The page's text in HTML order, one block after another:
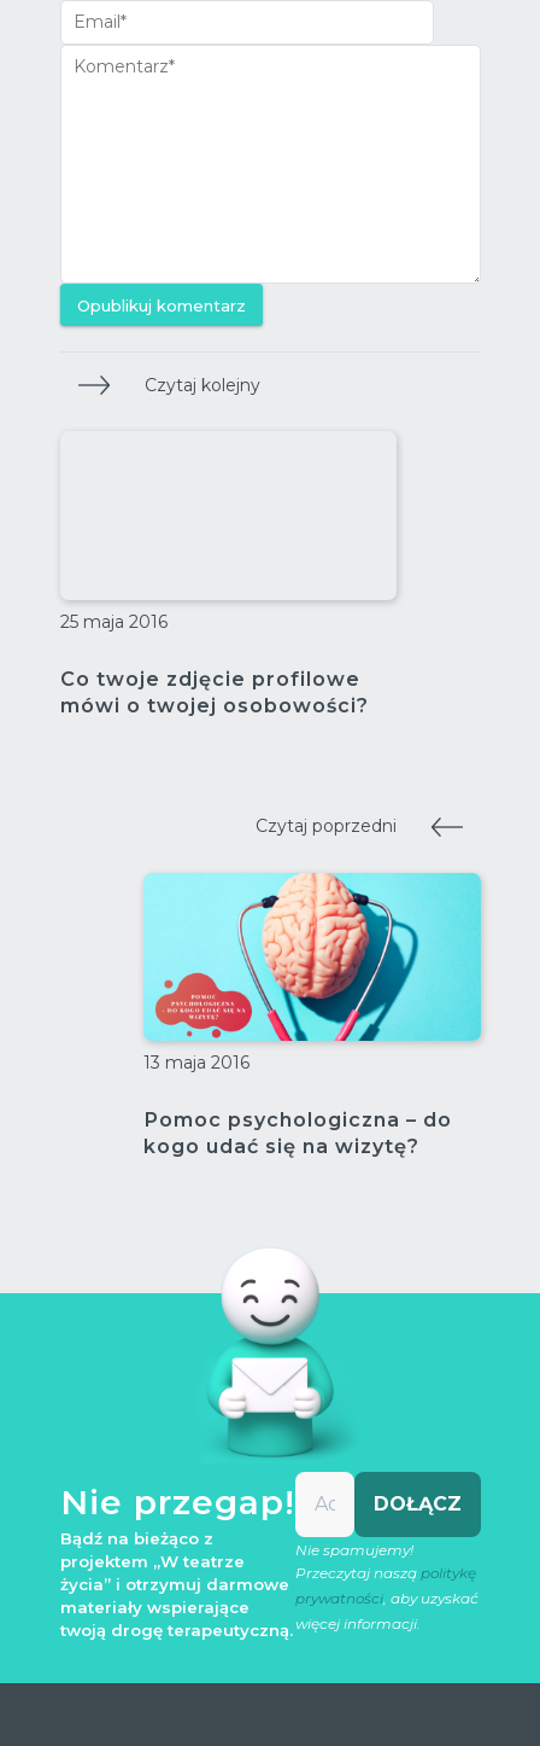
Opublikuj komentarz
Czytaj poprzedni
13 maja 2016
Pomoc psychologiczna – do
kogo udać się na wizytę?
Czytaj kolejny
25 maja 2016
Co twoje zdjęcie profilowe
mówi o twojej osobowości?
Nie przegap!
Bądź na bieżąco z
projektem „W teatrze
życia” i otrzymuj darmowe
materiały wspierające
twoją drogę terapeutyczną.
Nie spamujemy!
Przeczytaj naszą politykę
prywatności, aby uzyskać
więcej informacji.